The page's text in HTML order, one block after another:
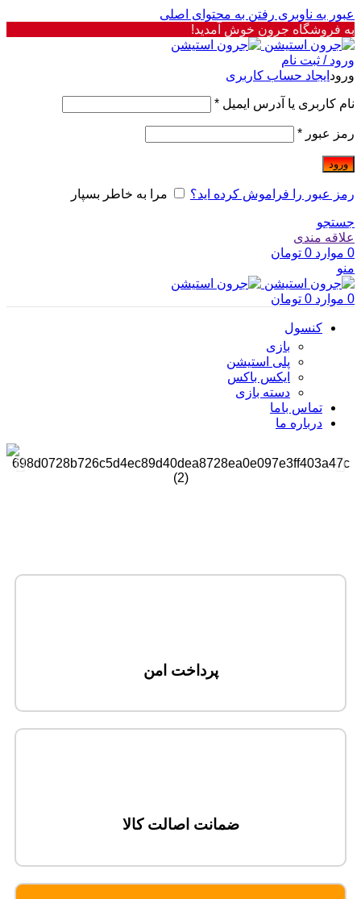
عبور به ناوبری رفتن به محتوای اصلی
به فروشگاه جرون خوش آمدید!
ورود / ثبت نام
ورود ایجاد حساب کاربری
نام کاربری یا آدرس ایمیل *
رمز عبور *
ورود
رمز عبور را فراموش کرده اید؟ مرا به خاطر بسپار
جستجو
علاقه مندی
0 موارد 0 تومان
منو
0 موارد 0 تومان
کنسول
بازی
پلی استیشن
ایکس باکس
دسته بازی
تماس باما
درباره ما
پرداخت امن
ضمانت اصالت کالا